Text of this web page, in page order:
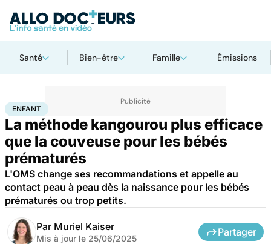
Santé Bien-être Famille Émissions
AccueilFamille
ENFANT
La méthode kangourou plus efficace
que la couveuse pour les bébés
prématurés
L'OMS change ses recommandations et appelle au
contact peau à peau dès la naissance pour les bébés
prématurés ou trop petits.
Par Muriel Kaiser
Mis à jour le 25/06/2025
Partager